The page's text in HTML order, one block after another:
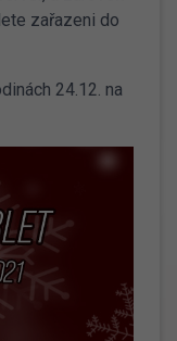
zařazeni do
24.12. na